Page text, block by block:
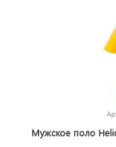
Мужское поло